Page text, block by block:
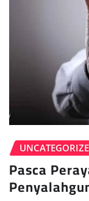
Pasca